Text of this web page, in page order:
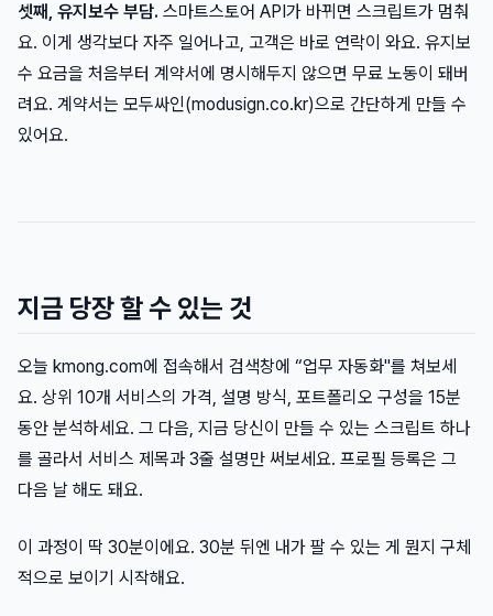
셋째, 유지보수 부담. 스마트스토어 API가 바뀌면 스크립트가 멈춰
요. 이게 생각보다 자주 일어나고, 고객은 바로 연락이 와요. 유지보
수 요금을 처음부터 계약서에 명시해두지 않으면 무료 노동이 돼버
려요. 계약서는 모두싸인(modusign.co.kr)으로 간단하게 만들 수
있어요.
지금 당장 할 수 있는 것
오늘 kmong.com에 접속해서 검색창에 “업무 자동화"를 쳐보세
요. 상위 10개 서비스의 가격, 설명 방식, 포트폴리오 구성을 15분
동안 분석하세요. 그 다음, 지금 당신이 만들 수 있는 스크립트 하나
를 골라서 서비스 제목과 3줄 설명만 써보세요. 프로필 등록은 그
다음 날 해도 돼요.
이 과정이 딱 30분이에요. 30분 뒤엔 내가 팔 수 있는 게 뭔지 구체
적으로 보이기 시작해요.